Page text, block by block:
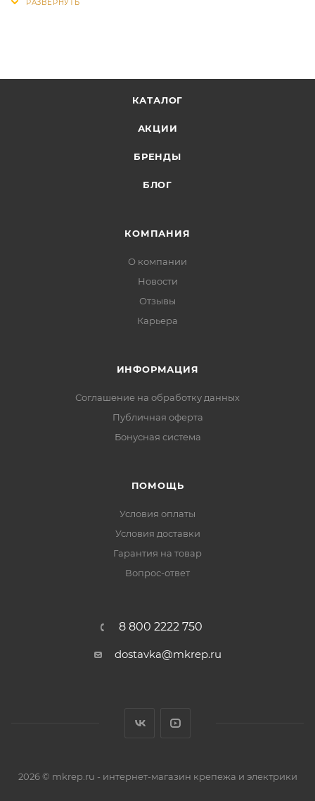
КАТАЛОГ
АКЦИИ
БРЕНДЫ
БЛОГ
КОМПАНИЯ
О компании
Новости
Отзывы
Карьера
ИНФОРМАЦИЯ
Соглашение на обработку данных
Публичная оферта
Бонусная система
ПОМОЩЬ
Условия оплаты
Условия доставки
Гарантия на товар
Вопрос-ответ
8 800 2222 750
dostavka@mkrep.ru
2026 © mkrep.ru - интернет-магазин крепежа и электрики